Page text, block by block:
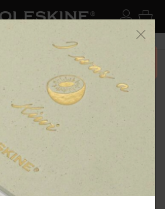
の切替 ログ
ードなど) カ
上のご購入で送料無料 メニ
ライティングツール
ングツー
ル
ダイアリーに欠かせないツ
ール